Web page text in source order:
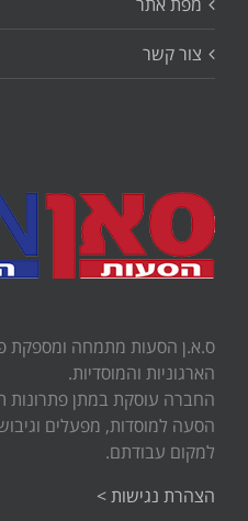
צור קשר
ס.א.ן הסעות מתמחה ומספקת
הארגוניות והמוסדיות.
החברה עוסקת במתן פתרונות
הסעה למוסדות, מפעלים
למקום עבודתם.
הצהרת נגישות >